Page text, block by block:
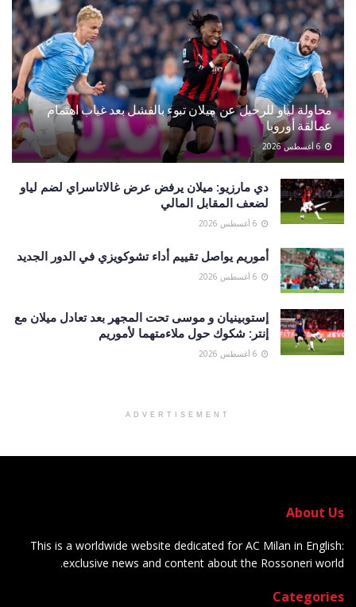
محاولة لياو للرحيل عن ميلان تبوء بالفشل بعد غياب اهتمام
عمالقة أوروبا
6 أغسطس 2026
دي مارزيو: ميلان يرفض عرض غالاتاسراي لضم لياو
لضعف المقابل المالي
أموريم يواصل تقييم أداء تشوكويزي في الدور الجديد
إستوبينيان و موسى تحت المجهر بعد تعادل ميلان مع
إنتر: شكوك حول ملاءمتهما لأموريم
ADVERTISEMENT
About Us
This is a worldwide website dedicated for AC Milan in English:
exclusive news and content about the Rossoneri world.
Categories